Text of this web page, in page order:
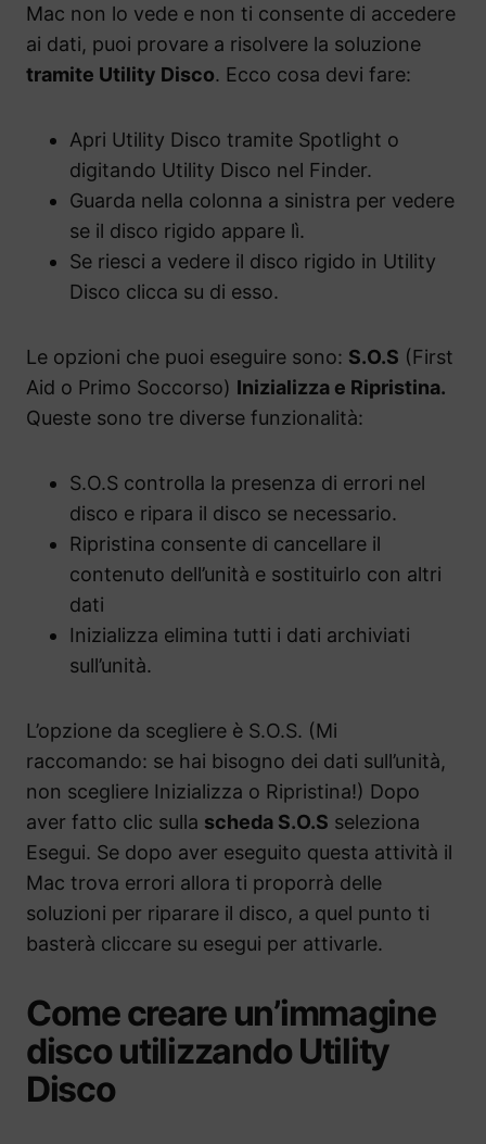
Mac non lo vede e non ti consente di accedere
ai dati, puoi provare a risolvere la soluzione
tramite Utility Disco. Ecco cosa devi fare:
Apri Utility Disco tramite Spotlight o
digitando Utility Disco nel Finder.
Guarda nella colonna a sinistra per vedere
se il disco rigido appare lì.
Se riesci a vedere il disco rigido in Utility
Disco clicca su di esso.
Le opzioni che puoi eseguire sono: S.O.S (First
Aid o Primo Soccorso) Inizializza e Ripristina.
Queste sono tre diverse funzionalità:
S.O.S controlla la presenza di errori nel
disco e ripara il disco se necessario.
Ripristina consente di cancellare il
contenuto dell’unità e sostituirlo con altri
dati
Inizializza elimina tutti i dati archiviati
sull’unità.
L’opzione da scegliere è S.O.S. (Mi
raccomando: se hai bisogno dei dati sull’unità,
non scegliere Inizializza o Ripristina!) Dopo
aver fatto clic sulla scheda S.O.S seleziona
Esegui. Se dopo aver eseguito questa attività il
Mac trova errori allora ti proporrà delle
soluzioni per riparare il disco, a quel punto ti
basterà cliccare su esegui per attivarle.
Come creare un’immagine
disco utilizzando Utility
Disco